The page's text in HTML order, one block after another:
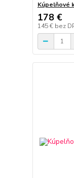
Kúpelňové
178 €
145 € bez